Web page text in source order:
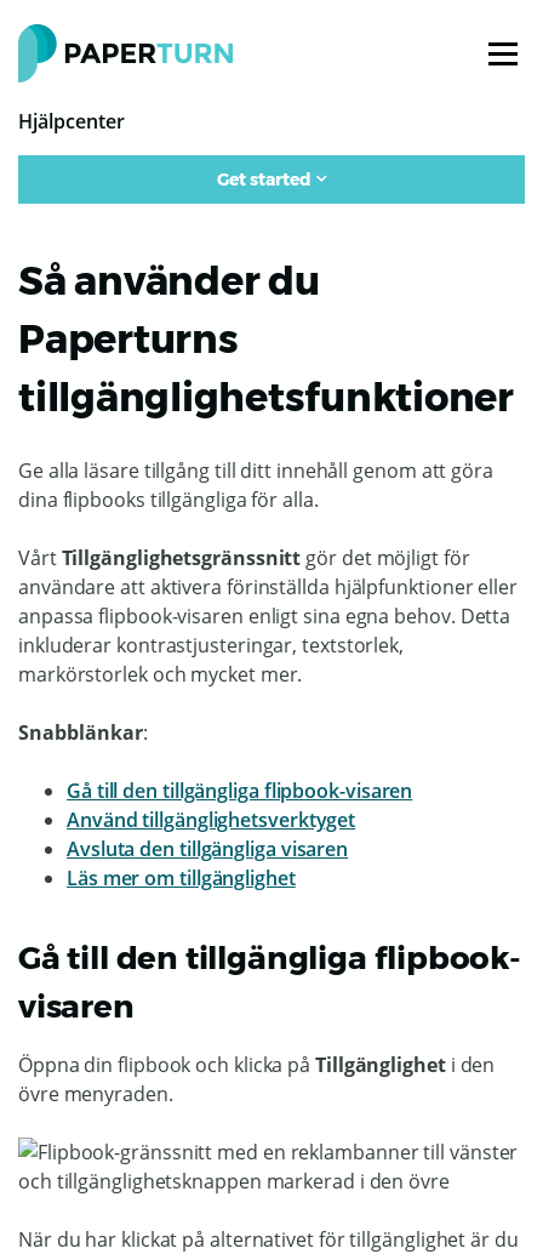
Hjälpcenter
Get started
Så använder du
Paperturns
tillgänglighetsfunktioner
Ge alla läsare tillgång till ditt innehåll genom att göra
dina flipbooks tillgängliga för alla.
VårtTillgänglighetsgränssnitt gör det möjligt för
användare att aktivera förinställda hjälpfunktioner eller
anpassa flipbook-visaren enligt sina egna behov. Detta
inkluderar kontrastjusteringar, textstorlek,
markörstorlek och mycket mer.
Snabblänkar:
Gå till den tillgängliga flipbook-visaren
Använd tillgänglighetsverktyget
Avsluta den tillgängliga visaren
Läs mer om tillgänglighet
Gå till den tillgängliga flipbook-
visaren
Öppna din flipbook och klicka påTillgänglighet i den
övre menyraden.
När du har klickat på alternativet för tillgänglighet är du